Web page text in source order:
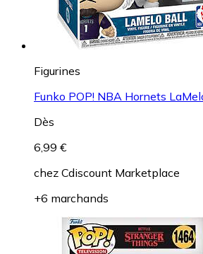
Figurines
Funko POP! NBA Hornets
Dès
6,99 €
chez Cdiscount Marketplace
+6 marchands